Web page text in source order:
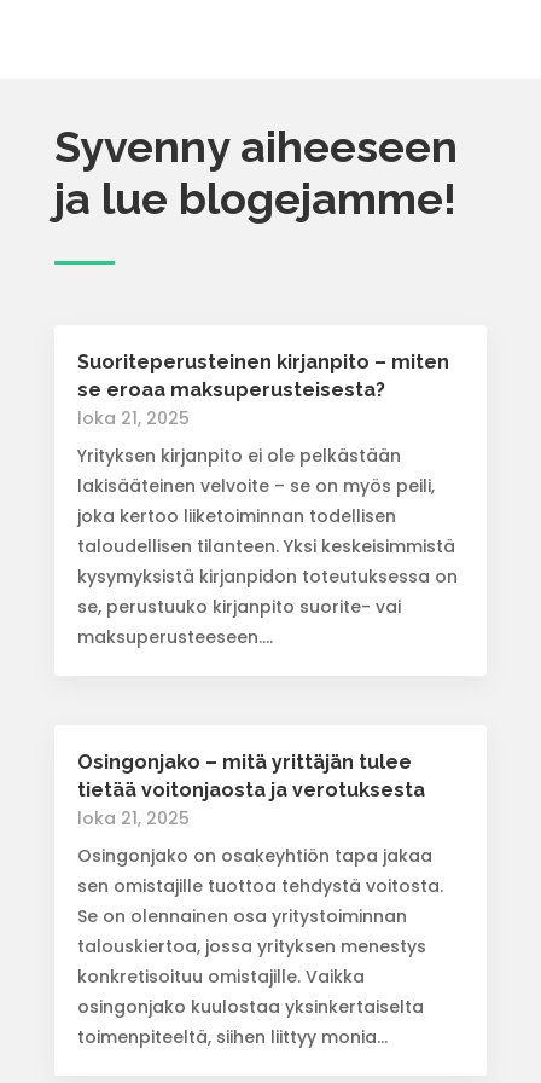
Syvenny aiheeseen
ja lue blogejamme!
Suoriteperusteinen kirjanpito – miten
se eroaa maksuperusteisesta?
loka 21, 2025
Yrityksen kirjanpito ei ole pelkästään
lakisääteinen velvoite – se on myös peili,
joka kertoo liiketoiminnan todellisen
taloudellisen tilanteen. Yksi keskeisimmistä
kysymyksistä kirjanpidon toteutuksessa on
se, perustuuko kirjanpito suorite- vai
maksuperusteeseen....
Osingonjako – mitä yrittäjän tulee
tietää voitonjaosta ja verotuksesta
loka 21, 2025
Osingonjako on osakeyhtiön tapa jakaa
sen omistajille tuottoa tehdystä voitosta.
Se on olennainen osa yritystoiminnan
talouskiertoa, jossa yrityksen menestys
konkretisoituu omistajille. Vaikka
osingonjako kuulostaa yksinkertaiselta
toimenpiteeltä, siihen liittyy monia...